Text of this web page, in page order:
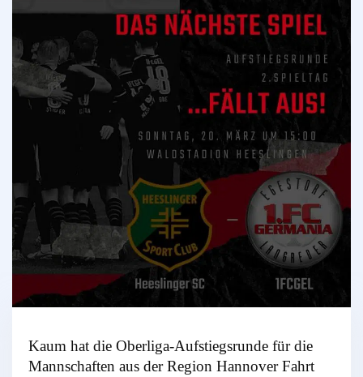
Kaum hat die Oberliga-Aufstiegsrunde für die
Mannschaften aus der Region Hannover Fahrt